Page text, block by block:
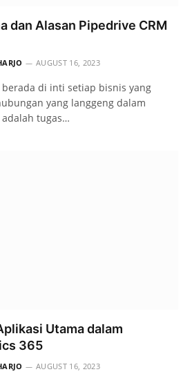
dan Alasan Pipedrive CRM
AUGUST 16, 2023
di inti setiap bisnis yang
yang langgeng dalam
adalah tugas…
Utama dalam
365
AUGUST 16, 2023